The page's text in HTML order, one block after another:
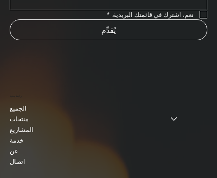
الجميع
منتجات
المشاريع
خدمة
عن
اتصال
نعم، اشترك في قائمتك البريدية. *
يُقدِّم